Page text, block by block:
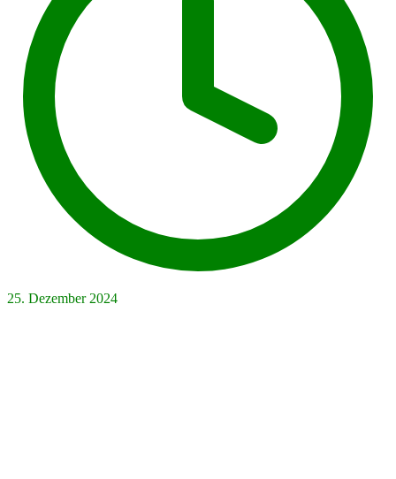
25. Dezember 2024